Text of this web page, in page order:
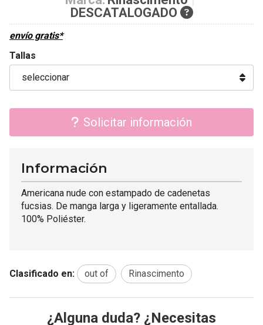
DESCATALOGADO
envío gratis*
Tallas
Solicitar información
Información
Americana nude con estampado de cadenetas
fucsias. De manga larga y ligeramente entallada.
100% Poliéster.
Clasificado en: out of Rinascimento
¿Alguna duda? ¿Necesitas